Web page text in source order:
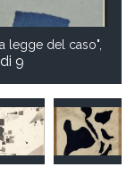
legge del caso",
di 9